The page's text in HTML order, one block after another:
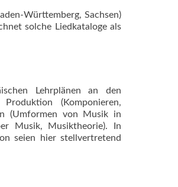
Württemberg, Sachsen)
solche Liedkataloge als
Lehrplänen an den
(Komponieren,
(Umformen von Musik in
Musik, Musiktheorie). In
seien hier stellvertretend